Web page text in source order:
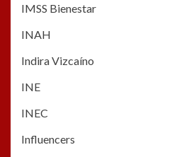
IMSS Bienestar
INAH
Indira Vizcaíno
INE
INEC
Influencers